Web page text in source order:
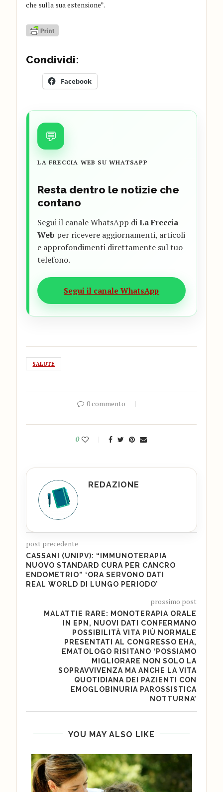
che sulla sua estensione”.
Condividi:
Facebook
💬
LA FRECCIA WEB SU WHATSAPP
Resta dentro le notizie che
contano
Segui il canale WhatsApp diLa Freccia
Web per ricevere aggiornamenti, articoli
e approfondimenti direttamente sul tuo
telefono.
Segui il canale WhatsApp
SALUTE
0 commento
0
REDAZIONE
post precedente
CASSANI (UNIPV): “IMMUNOTERAPIA
NUOVO STANDARD CURA PER CANCRO
ENDOMETRIO” ‘ORA SERVONO DATI
REAL WORLD DI LUNGO PERIODO’
prossimo post
MALATTIE RARE: MONOTERAPIA ORALE
IN EPN, NUOVI DATI CONFERMANO
POSSIBILITÀ VITA PIÙ NORMALE
PRESENTATI AL CONGRESSO EHA,
EMATOLOGO RISITANO ‘POSSIAMO
MIGLIORARE NON SOLO LA
SOPRAVVIVENZA MA ANCHE LA VITA
QUOTIDIANA DEI PAZIENTI CON
EMOGLOBINURIA PAROSSISTICA
NOTTURNA’
YOU MAY ALSO LIKE